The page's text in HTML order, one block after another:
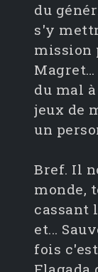
du
s'y
mission
Magret…
du mal
jeux de
un
Bref. Il
monde,
cassant
et...
fois